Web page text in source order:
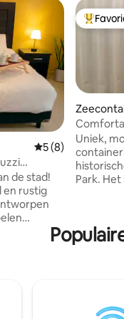
Gemiddelde
5 (8)
de stad!
en rustig
blokken van
centrum
van
rust en
Uniek,
Park. Het is een industrieel-modern
bed,